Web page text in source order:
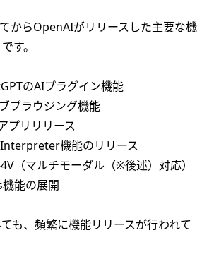
からOpenAIがリリースした主要な機
す。
のAIプラグイン機能
ブラウジング機能
プリリリース
Interpreter機能のリリース
（マルチモーダル（※後述）対応）
機能の展開
も、頻繁に機能リリースが行われて